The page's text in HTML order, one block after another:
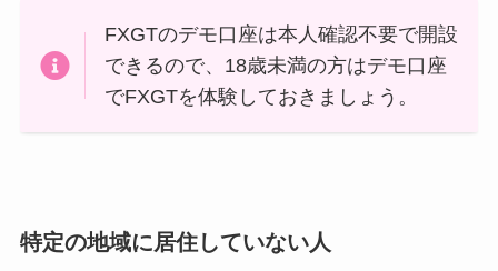
FXGTのデモ口座は本人確認不要で開設
できるので、18歳未満の方はデモ口座
でFXGTを体験しておきましょう。
特定の地域に居住していない人